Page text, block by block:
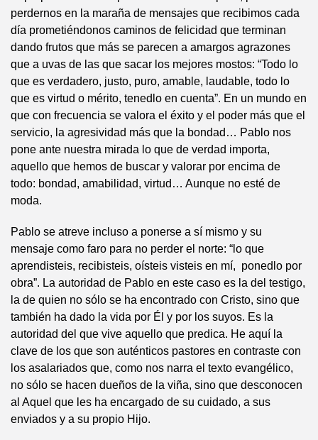
perdernos en la maraña de mensajes que recibimos cada
día prometiéndonos caminos de felicidad que terminan
dando frutos que más se parecen a amargos agrazones
que a uvas de las que sacar los mejores mostos: “Todo lo
que es verdadero, justo, puro, amable, laudable, todo lo
que es virtud o mérito, tenedlo en cuenta”. En un mundo en
que con frecuencia se valora el éxito y el poder más que el
servicio, la agresividad más que la bondad… Pablo nos
pone ante nuestra mirada lo que de verdad importa,
aquello que hemos de buscar y valorar por encima de
todo: bondad, amabilidad, virtud… Aunque no esté de
moda.
Pablo se atreve incluso a ponerse a sí mismo y su
mensaje como faro para no perder el norte: “lo que
aprendisteis, recibisteis, oísteis visteis en mí, ponedlo por
obra”. La autoridad de Pablo en este caso es la del testigo,
la de quien no sólo se ha encontrado con Cristo, sino que
también ha dado la vida por Él y por los suyos. Es la
autoridad del que vive aquello que predica. He aquí la
clave de los que son auténticos pastores en contraste con
los asalariados que, como nos narra el texto evangélico,
no sólo se hacen dueños de la viña, sino que desconocen
al Aquel que les ha encargado de su cuidado, a sus
enviados y a su propio Hijo.